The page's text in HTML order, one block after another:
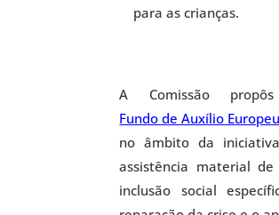
para as crianças.
A Comissão
Fundo de Auxílio
no âmbito da iniciativa
assistência material
inclusão social